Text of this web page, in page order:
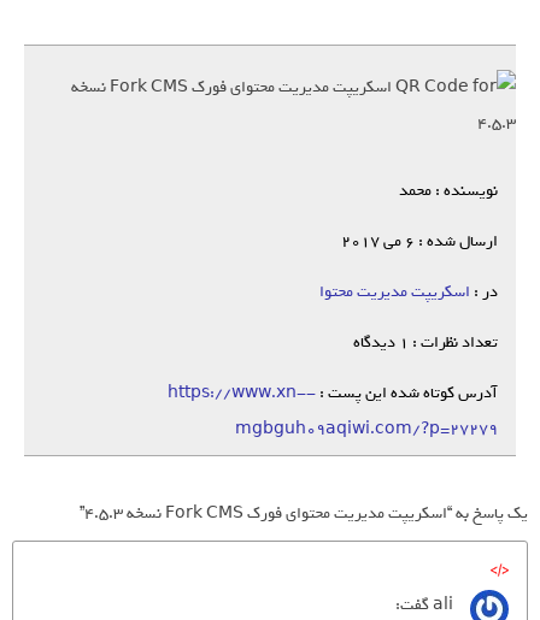
نویسنده : محمد
ارسال شده : 6 می 2017
در : اسکریپت مدیریت محتوا
تعداد نظرات : 1 دیدگاه
آدرس کوتاه شده این پست :https://www.xn--
mgbguh09aqiwi.com/?p=27279
یک پاسخ به “اسکریپت مدیریت محتوای فورک Fork CMS نسخه 4.5.3”
aliگفت: